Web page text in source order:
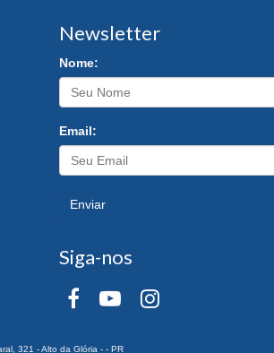
Newsletter
Nome:
Email:
Enviar
Siga-nos
321 - Alto da Glória - - PR